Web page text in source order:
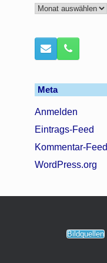
Archiv
Meta
Anmelden
Eintrags-Feed
Kommentar-Feed
WordPress.org
Bildquellen